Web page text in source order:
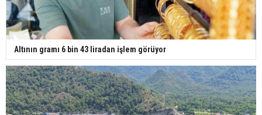
Altının gramı 6 bin 43 liradan işlem görüyor